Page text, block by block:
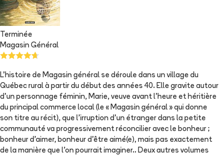
Terminée
Magasin Général
L'histoire de Magasin général se déroule dans un village du
Québec rural à partir du début des années 40. Elle gravite autour
d'un personnage féminin, Marie, veuve avant l'heure et héritière
du principal commerce local (le « Magasin général » qui donne
son titre au récit), que l'irruption d'un étranger dans la petite
communauté va progressivement réconcilier avec le bonheur ;
bonheur d'aimer, bonheur d'être aimé(e), mais pas exactement
de la manière que l'on pourrait imaginer.. Deux autres volumes